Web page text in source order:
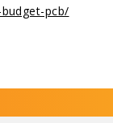
pcb/